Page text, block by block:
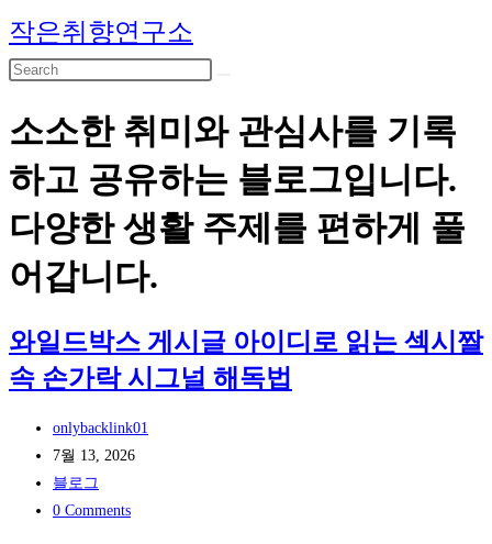
Skip
to
content
작은취향연구소
소소한 취미와 관심사를 기록
하고 공유하는 블로그입니다.
다양한 생활 주제를 편하게 풀
어갑니다.
와일드박스 게시글 아이디로 읽는 섹시짤
속 손가락 시그널 해독법
Post
author:
onlybacklink01
Post
published:
7월 13, 2026
Post
category:
블로그
Post
0 Comments